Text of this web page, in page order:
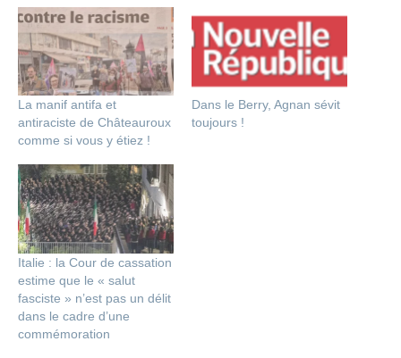
La manif antifa et
antiraciste de Châteauroux
comme si vous y étiez !
Dans le Berry, Agnan sévit
toujours !
Italie : la Cour de cassation
estime que le « salut
fasciste » n’est pas un délit
dans le cadre d’une
commémoration